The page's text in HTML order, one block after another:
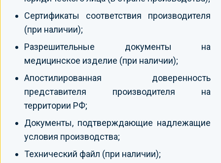
Сертификаты соответствия производителя
(при наличии);
Разрешительные документы на
медицинское изделие (при наличии);
Апостилированная доверенность
представителя производителя на
территории РФ;
Документы, подтверждающие надлежащие
условия производства;
Технический файл (при наличии);